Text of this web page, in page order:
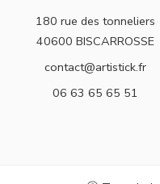
180 rue des tonneliers
40600 BISCARROSSE
contact@artistick.fr
06 63 65 65 51